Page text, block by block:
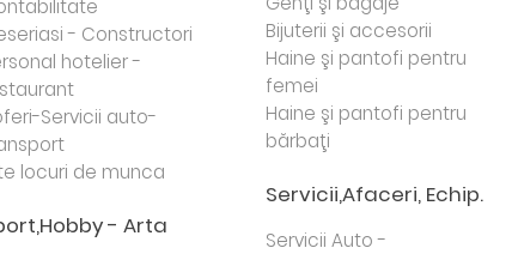
- Constructori
hotelier -
Servicii auto-
locuri de munca
- Arta
Bijuterii şi accesorii
Haine şi pantofi pentru
femei
Haine şi pantofi pentru
bărbaţi
Servicii,Afaceri, Echip.
Servicii Auto -